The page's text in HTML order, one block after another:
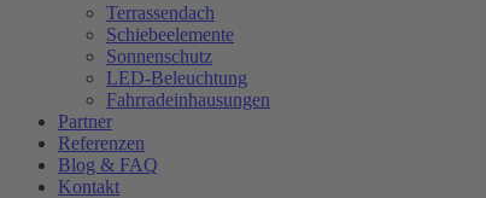
Terrassendach
Schiebeelemente
Sonnenschutz
LED-Beleuchtung
Fahrradeinhausungen
Partner
Referenzen
Blog & FAQ
Kontakt